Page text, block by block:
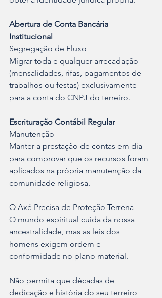
Abertura de Conta Bancária
Institucional
Segregação de Fluxo
Migrar toda e qualquer arrecadação
(mensalidades, rifas, pagamentos de
trabalhos ou festas) exclusivamente
para a conta do CNPJ do terreiro.
Escrituração Contábil Regular
Manutenção
Manter a prestação de contas em dia
para comprovar que os recursos foram
aplicados na própria manutenção da
comunidade religiosa.
O Axé Precisa de Proteção Terrena
O mundo espiritual cuida da nossa
ancestralidade, mas as leis dos
homens exigem ordem e
conformidade no plano material.
Não permita que décadas de
dedicação e história do seu terreiro